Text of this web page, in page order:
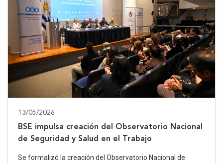
13/05/2026
BSE impulsa creación del Observatorio Nacional
de Seguridad y Salud en el Trabajo
Se formalizó la creación del Observatorio Nacional de